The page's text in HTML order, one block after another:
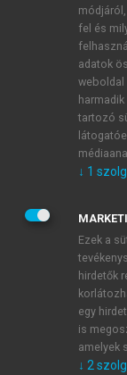
ÚJ FIÓK
1 óra
E-MAIL-CÍM
JELSZÓ
JELSZÓ ÚJRA
Kérek
Kérek
fel és
adatok
weboldal
tartozó
↓ 1
Ezek a
hirdetők
egy
is
amelyek
↓ 2